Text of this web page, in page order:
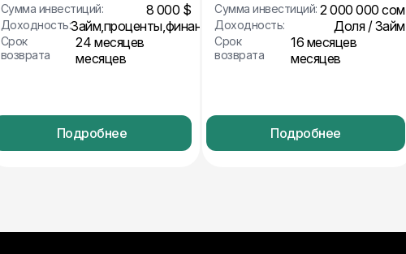
Сумма инвестиций: 8 000 $
Доходность:Займ,проценты,финансирование
Срок
возврата
24 месяцев
месяцев
Подробнее
Сумма инвестиций: 2 000 000 сом
Доходность: Доля / Займ
Срок
возврата
16 месяцев
месяцев
Подробнее